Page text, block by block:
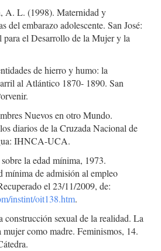
A. L. (1998). Maternidad y
del embarazo adolescente. San José:
el Desarrollo de la Mujer y la
de hierro y humo: la
al Atlántico 1870- 1890. San
Nuevos en otro Mundo.
diarios de la Cruzada Nacional de
IHNCA-UCA.
la edad mínima, 1973.
mínima de admisión al empleo
el 23/11/2009, de:
instint/oit138.htm.
sexual de la realidad. La
como madre. Feminismos, 14.